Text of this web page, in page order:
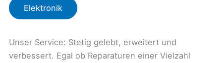
Elektronik
Unser Service: Stetig gelebt, erweitert und
verbessert. Egal ob Reparaturen einer Vielzahl